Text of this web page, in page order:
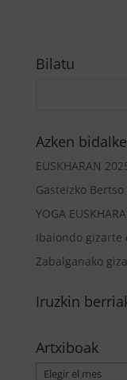
Bilatu
Azken
EUSKHARAN
Gasteizko Bertso
YOGA
Ibaiondo gizarte
Zabalganako
Iruzkin
Artxiboak
Artxiboak